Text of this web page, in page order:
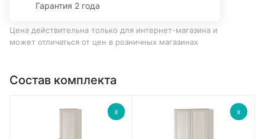
Гарантия 2 года
Цена действительна только для интернет-магазина и
может отличаться от цен в розничных магазинах
Состав комплекта
x x